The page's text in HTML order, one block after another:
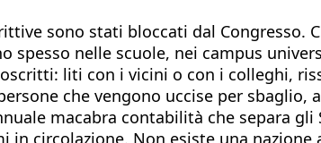
sono stati bloccati dal Congresso.
spesso nelle scuole, nei campus
liti con i vicini o con i colleghi,
che vengono uccise per sbaglio,
macabra contabilità che separa
in circolazione. Non esiste una